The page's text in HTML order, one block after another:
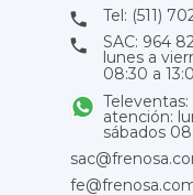
Tel: (511)
SAC: 964
lunes a
08:30 a
atención:
sábados